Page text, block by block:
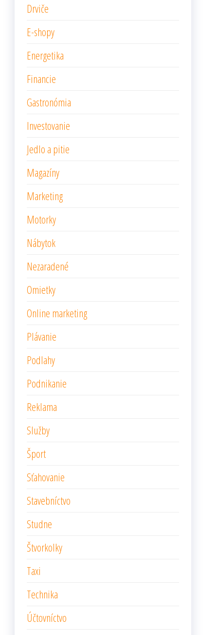
Drviče
E-shopy
Energetika
Financie
Gastronómia
Investovanie
Jedlo a pitie
Magazíny
Marketing
Motorky
Nábytok
Nezaradené
Omietky
Online marketing
Plávanie
Podlahy
Podnikanie
Reklama
Služby
Šport
Sťahovanie
Stavebníctvo
Studne
Štvorkolky
Taxi
Technika
Účtovníctvo